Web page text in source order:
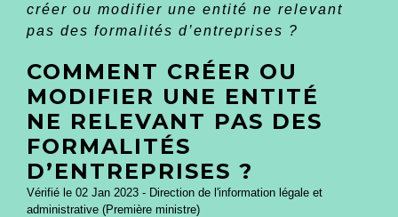
créer ou modifier une entité ne relevant
pas des formalités d’entreprises ?
COMMENT CRÉER OU
MODIFIER UNE ENTITÉ
NE RELEVANT PAS DES
FORMALITÉS
D’ENTREPRISES ?
Vérifié le 02 Jan 2023 - Direction de l'information légale et
administrative (Première ministre)